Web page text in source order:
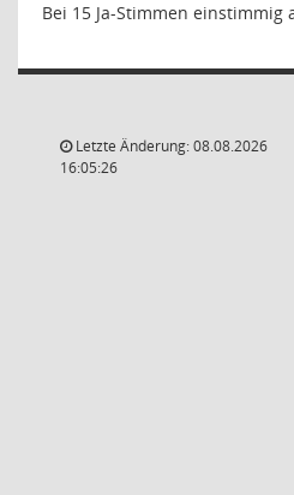
Bei 15 Ja-Stimmen einstimmig
Letzte Änderung: 08.08.2026
16:05:26